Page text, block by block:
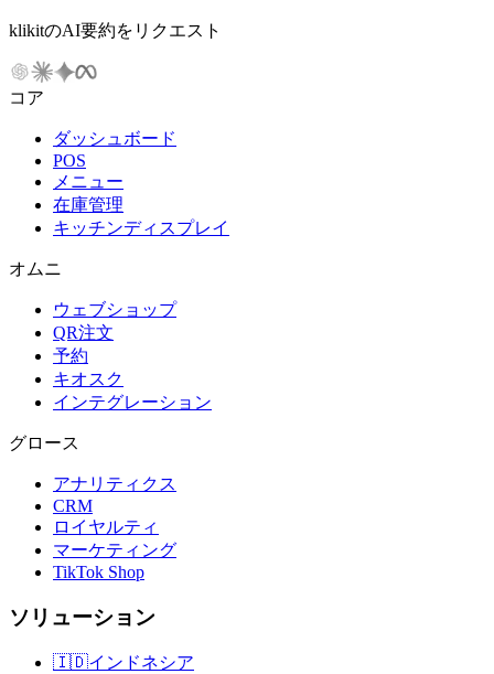
klikitのAI要約をリクエスト
コア
ダッシュボード
POS
メニュー
在庫管理
キッチンディスプレイ
オムニ
ウェブショップ
QR注文
予約
キオスク
インテグレーション
グロース
アナリティクス
CRM
ロイヤルティ
マーケティング
TikTok Shop
ソリューション
🇮🇩インドネシア